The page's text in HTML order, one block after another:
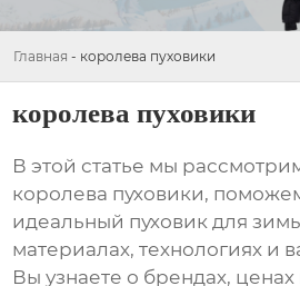
Главная - королева пуховики
королева пуховики
В этой статье мы
королева пуховики,
идеальный пуховик для
материалах, технологиях и
Вы узнаете о брендах, ценах